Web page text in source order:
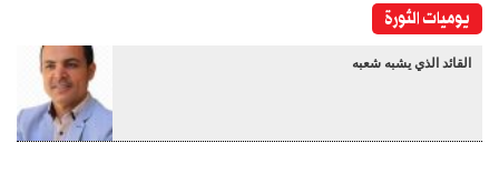
يوميات الثورة
القائد الذي يشبه شعبه